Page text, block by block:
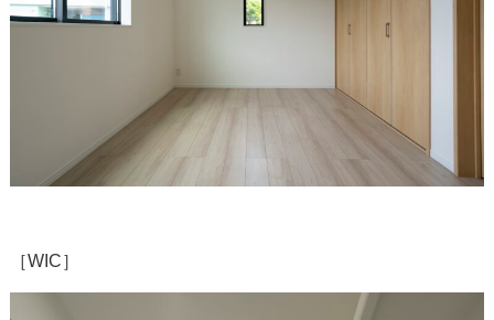
［WIC］